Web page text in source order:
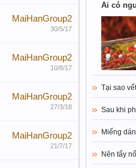
MaiHanGroup2
30/5/17
MaiHanGroup2
10/8/17
MaiHanGroup2
27/3/18
MaiHanGroup2
21/7/17
Ai có
Tại sao
Sau khi
Miếng
Nên tẩy